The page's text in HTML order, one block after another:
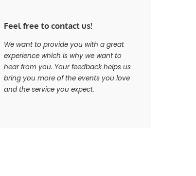
Feel free to contact us!
We want to provide you with a great
experience which is why we want to
hear from you. Your feedback helps us
bring you more of the events you love
and the service you expect.